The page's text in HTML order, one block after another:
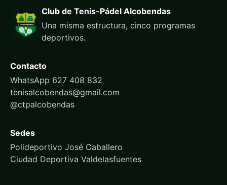
Club de Tenis-Pádel Alcobendas
Una misma estructura, cinco programas
deportivos.
Contacto
WhatsApp 627 408 832
tenisalcobendas@gmail.com
@ctpalcobendas
Sedes
Polideportivo José Caballero
Ciudad Deportiva Valdelasfuentes